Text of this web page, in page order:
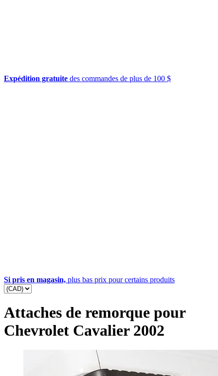
Expédition gratuite des commandes de plus de 100 $
Si pris en magasin, plus bas prix pour certains produits
Attaches de remorque pour
Chevrolet Cavalier 2002